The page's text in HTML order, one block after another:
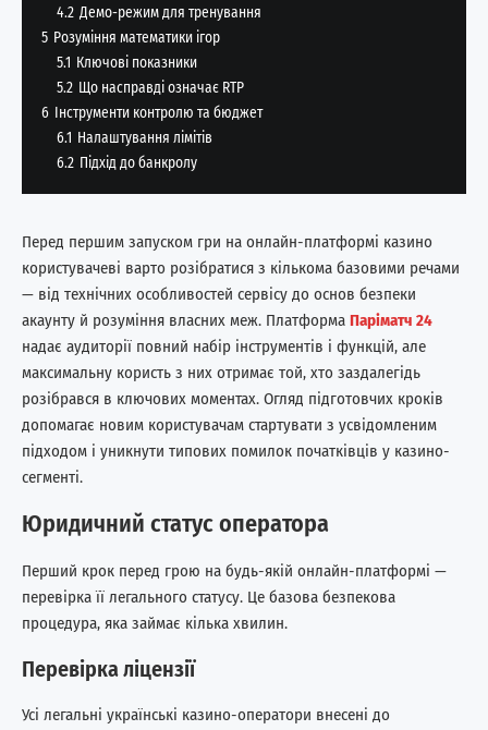
4.2 Демо-режим для тренування
5 Розуміння математики ігор
5.1 Ключові показники
5.2 Що насправді означає RTP
6 Інструменти контролю та бюджет
6.1 Налаштування лімітів
6.2 Підхід до банкролу
Перед першим запуском гри на онлайн-платформі казино
користувачеві варто розібратися з кількома базовими речами
— від технічних особливостей сервісу до основ безпеки
акаунту й розуміння власних меж. Платформа Паріматч 24
надає аудиторії повний набір інструментів і функцій, але
максимальну користь з них отримає той, хто заздалегідь
розібрався в ключових моментах. Огляд підготовчих кроків
допомагає новим користувачам стартувати з усвідомленим
підходом і уникнути типових помилок початківців у казино-
сегменті.
Юридичний статус оператора
Перший крок перед грою на будь-якій онлайн-платформі —
перевірка її легального статусу. Це базова безпекова
процедура, яка займає кілька хвилин.
Перевірка ліцензії
Усі легальні українські казино-оператори внесені до